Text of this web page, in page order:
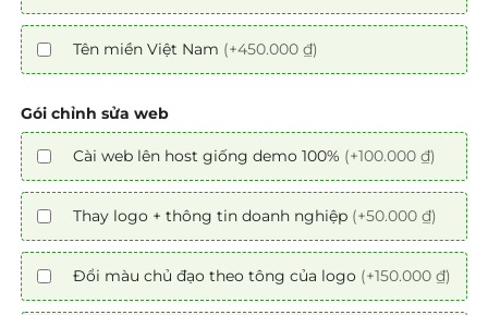
Tên miền Việt Nam (+450.000 ₫)
Gói chỉnh sửa web
Cài web lên host giống demo 100% (+100.000 ₫)
Thay logo + thông tin doanh nghiệp (+50.000 ₫)
Đổi màu chủ đạo theo tông của logo (+150.000 ₫)